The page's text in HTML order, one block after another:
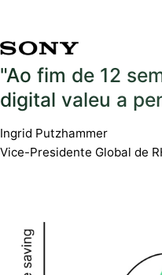
"Ao fim de 12
digital valeu a
Ingrid Putzhammer
Vice-Presidente Global de